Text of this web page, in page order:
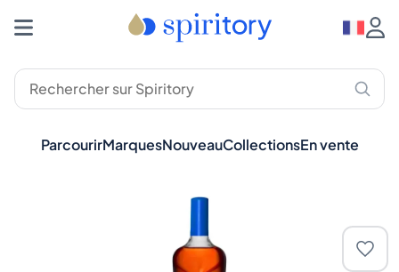
ParcourirMarquesNouveauCollectionsEn vente